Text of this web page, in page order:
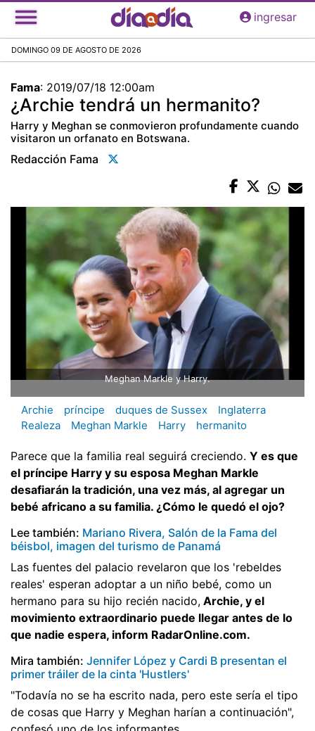
Pasar
al
principal
ingresar
DOMINGO 09 DE AGOSTO DE 2026
Fama: 2019/07/18 12:00am
¿Archie tendrá un hermanito?
Harry y Meghan se conmovieron profundamente cuando
visitaron un orfanato en Botswana.
Redacción Fama
Meghan Markle y Harry.
Archie príncipe duques de Sussex
Inglaterra
Realeza
Meghan Markle Harry hermanito
Parece que la familia real seguirá creciendo. Y es que
el príncipe Harry y su esposa Meghan Markle
desafiarán la tradición, una vez más, al agregar un
bebé africano a su familia. ¿Cómo le quedó el ojo?
Lee también: Mariano Rivera, Salón de la Fama del
béisbol, imagen del turismo de Panamá
Las fuentes del palacio revelaron que los 'rebeldes
reales' esperan adoptar a un niño bebé, como un
hermano para su hijo recién nacido, Archie, y el
movimiento extraordinario puede llegar antes de lo
que nadie espera, inform RadarOnline.com.
Mira también: Jennifer López y Cardi B presentan el
primer tráiler de la cinta 'Hustlers'
"Todavía no se ha escrito nada, pero este sería el tipo
de cosas que Harry y Meghan harían a continuación",